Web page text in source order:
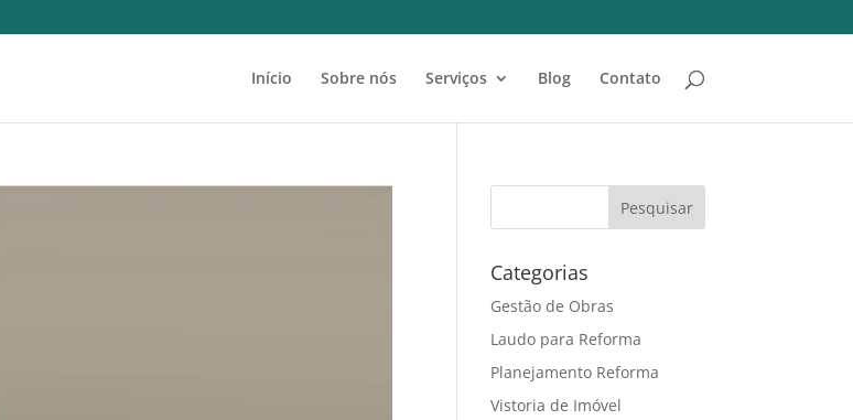
Início Sobre nós Serviços Blog Contato
Categorias
Gestão de Obras
Laudo para Reforma
Planejamento Reforma
Vistoria de Imóvel